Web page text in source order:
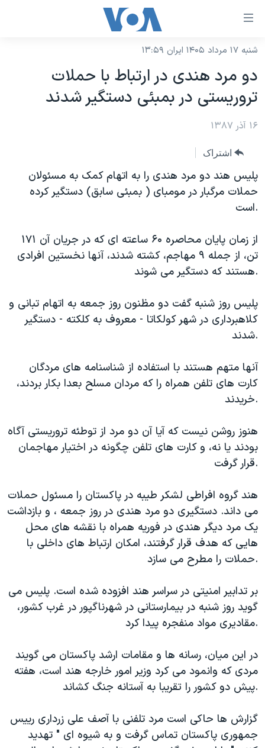
لینکهای
دسترسی
جهش
محتوای
اصلی
صفحه
اصلی
جهش
به
جستجو
نسخه سبک وب‌سایت
موضوع ها
ایران
آمریکا
ورزشی
گزیده‌ها
ویژه برنامه‌ها
ویدیوها
فرهنگ و زندگی
حقوق شهروندی
اقتصادی
علم و فناوری
اسرائیل در جنگ
گالری عکس
آرشیو پخش زنده
برنامه های تلویزیونی
جدول برنامه ها
صفحه‌های ویژه
جام جهانی ۲۰۲۶
عملیات خشم حماسی
۲۵۰سالگی آمریکا
بایگانی برنامه‌های تلویزیونی
مستندها
انتخابات ریاست جمهوری آمریکا ۲۰۲۴
حمله جمهوری اسلامی به اسرائیل
رمز مهسا
ورزش زنان در ایران
اعتراضات زن، زندگی، آزادی
مجموعه مستندهای دادخواهی
تریبونال مردمی آبان ۹۸
دادگاه حمید نوری
چهل سال گروگان‌گیری
قانون شفافیت دارائی کادر رهبری ایران
اعتراضات مردمی آبان ۹۸
اسرائیل در جنگ
نرگس محمدی برنده جایزه نوبل صلح
صفحه‌های ویژه
سفر پرزیدنت ترامپ به چین
فرکانس‌های صدای آمریکا
پخش رادیویی
یادگیری زبان انگلیسی
دنبال کنید
شنبه ۱۷ مرداد ۱۴۰۵ ایران ۱۳:۵۹
دو مرد هندی در ارتباط با حملات
تروریستی در بمبئی دستگیر شدند
۱۶ آذر ۱۳۸۷
اشتراک
پلیس هند دو مرد هندی را به اتهام کمک به مسئولان
حملات مرگبار در مومبای ( بمبئی سابق) دستگیر کرده
است.
از زمان پایان محاصره ۶۰ ساعته ای که در جریان آن ۱۷۱
تن، از جمله ۹ مهاجم، کشته شدند، آنها نخستین افرادی
هستند که دستگیر می شوند.
پلیس روز شنبه گفت دو مظنون روز جمعه به اتهام تبانی و
کلاهبرداری در شهر کولکاتا - معروف به کلکته - دستگیر
شدند.
آنها متهم هستند با استفاده از شناسنامه های مردگان
کارت های تلفن همراه را که مردان مسلح بعدا بکار بردند،
خریدند.
هنوز روشن نیست که آیا آن دو مرد از توطئه تروریستی آگاه
بودند یا نه، و کارت های تلفن چگونه در اختیار مهاجمان
قرار گرفت.
هند گروه افراطی لشکر طیبه در پاکستان را مسئول حملات
می داند. دستگیری دو مرد هندی در روز جمعه ، و بازداشت
یک مرد دیگر هندی در فوریه همراه با نقشه های محل
هایی که هدف قرار گرفتند، امکان ارتباط های داخلی با
حملات را مطرح می سازد.
بر تدابیر امنیتی در سراسر هند افزوده شده است. پلیس می
گوید روز شنبه در بیمارستانی در شهرناگپور در غرب کشور،
مقادیری مواد منفجره پیدا کرد.
در این میان، رسانه ها و مقامات ارشد پاکستان می گویند
مردی که وانمود می کرد وزیر امور خارجه هند است، هفته
پیش دو کشور را تقریبا به آستانه جنگ کشاند.
گزارش ها حاکی است مرد تلفنی با آصف علی زرداری رییس
جمهوری پاکستان تماس گرفت و به شیوه ای " تهدید